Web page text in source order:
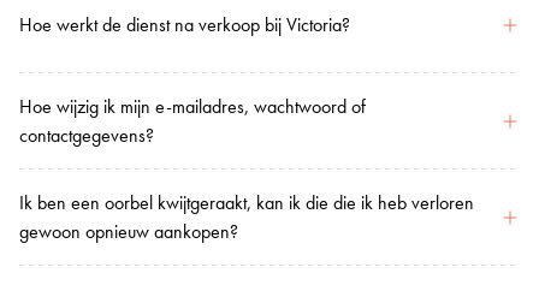
Hoe werkt de dienst na verkoop bij Victoria?
Hoe wijzig ik mijn e-mailadres, wachtwoord of
contactgegevens?
Ik ben een oorbel kwijtgeraakt, kan ik die die ik heb verloren
gewoon opnieuw aankopen?